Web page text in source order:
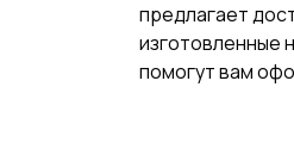
предлагает
изготовленные
помогут вам